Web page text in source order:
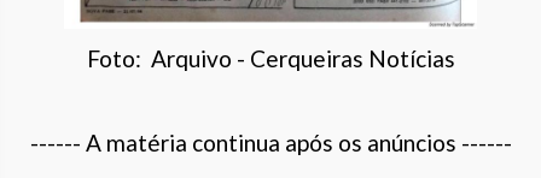
Foto: Arquivo - Cerqueiras Notícias
------ A matéria continua após os anúncios ------